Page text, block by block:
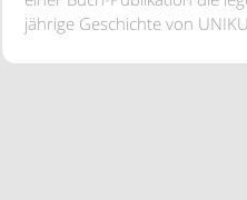
jährige Geschichte von